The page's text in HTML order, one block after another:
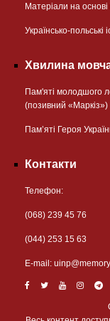
Матеріали на
Українсько-польські
Хвилина
Пам'яті молодшого
(позивний «Маркіз»)
Пам’яті Героя
Контакти
Телефон:
(068) 239 45 76
(044) 253 15 63
Е-mail: